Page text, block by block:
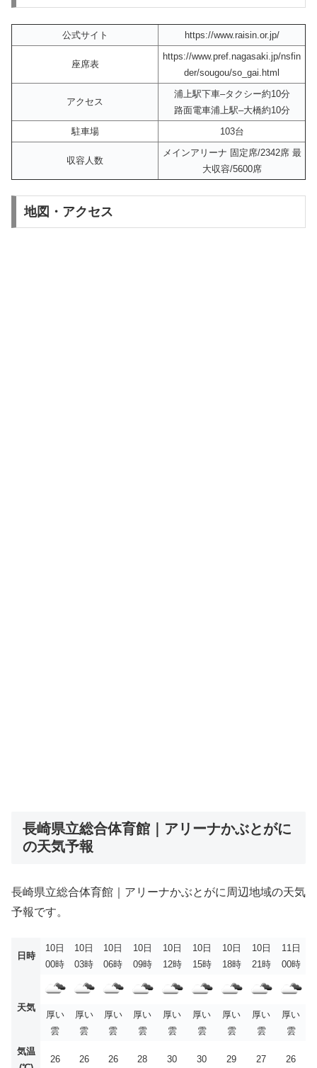
公式サイト https://www.raisin.or.jp/
座席表
https://www.pref.nagasaki.jp/nsfin
der/sougou/so_gai.html
アクセス
浦上駅下車–タクシー約10分
路面電車浦上駅–大橋約10分
駐車場
103台
収容人数
メインアリーナ 固定席/2342席 最
大収容/5600席
地図・アクセス
長崎県立総合体育館｜アリーナかぶとがに
の天気予報
長崎県立総合体育館｜アリーナかぶとがに周辺地域の天気
予報です。
日時
10日
00時
10日
03時
10日
06時
10日
09時
10日
12時
10日
15時
10日
18時
10日
21時
11日
00時
天気
厚い
雲
厚い
雲
厚い
雲
厚い
雲
厚い
雲
厚い
雲
厚い
雲
厚い
雲
厚い
雲
気温
26 26 26 28 30 30 29 27 26